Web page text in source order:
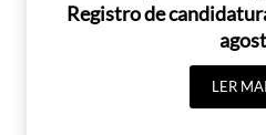
Registro de
LER